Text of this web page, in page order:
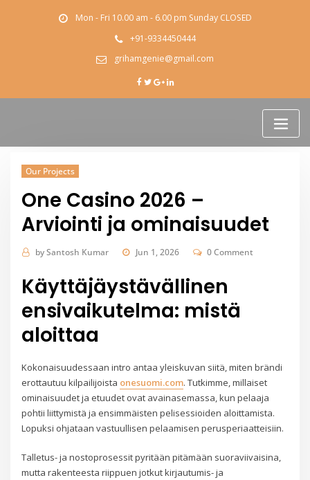
Mon - Fri 10.00 am - 6.00 pm Sunday CLOSED
+91-9334450444
grihamgenie@gmail.com
Our Projects
One Casino 2026 –
Arviointi ja ominaisuudet
bySantosh Kumar Jun 1, 2026 0 Comment
Käyttäjäystävällinen
ensivaikutelma: mistä
aloittaa
Kokonaisuudessaan intro antaa yleiskuvan siitä, miten brändi
erottautuu kilpailijoista onesuomi.com. Tutkimme, millaiset
ominaisuudet ja etuudet ovat avainasemassa, kun pelaaja
pohtii liittymistä ja ensimmäisten pelisessioiden aloittamista.
Lopuksi ohjataan vastuullisen pelaamisen perusperiaatteisiin.
Talletus- ja nostoprosessit pyritään pitämään suoraviivaisina,
mutta rakenteesta riippuen jotkut kirjautumis- ja